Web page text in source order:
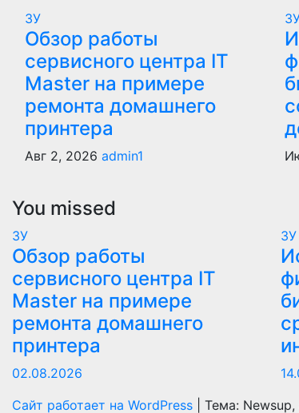
записям
ЗУ
Обзор работы
сервисного центра IT
Master на примере
ремонта домашнего
принтера
Авг 2, 2026 admin1
You missed
ЗУ
Обзор работы
сервисного центра IT
Master на примере
ремонта домашнего
принтера
02.08.2026
ЗУ
Сайт работает на WordPress Тема: Newsup,